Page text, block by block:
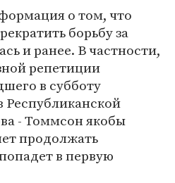
о том, что
борьбу за
и ранее. В частности,
репетиции
в субботу
Республиканской
- Томмсон якобы
продолжать
в первую